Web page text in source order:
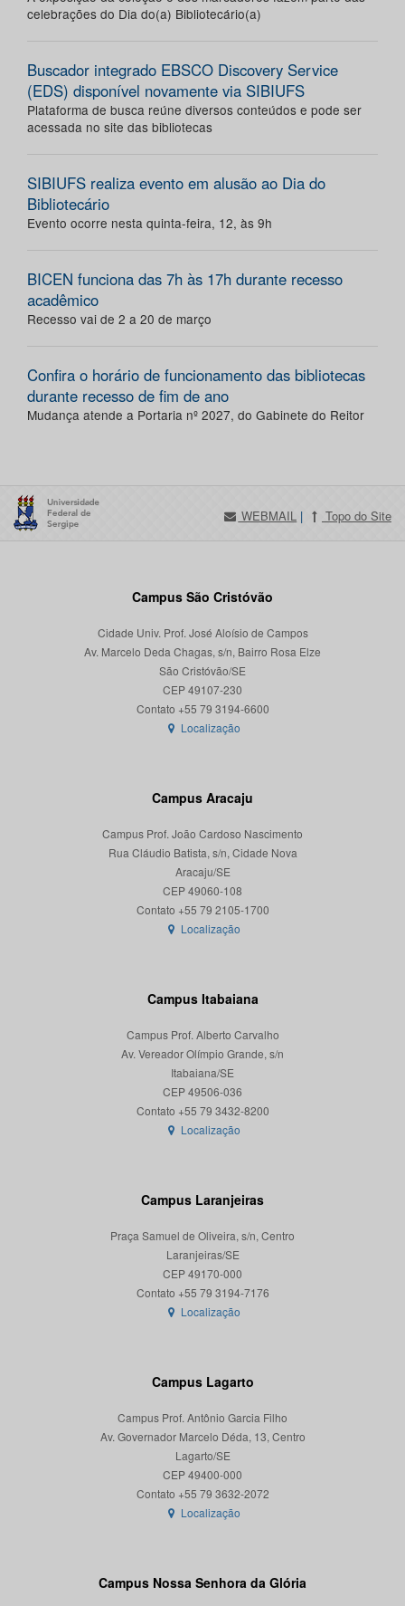
celebrações do Dia do(a) Bibliotecário(a)
Buscador integrado EBSCO Discovery Service
(EDS) disponível novamente via SIBIUFS
Plataforma de busca reúne diversos conteúdos e pode ser
acessada no site das bibliotecas
SIBIUFS realiza evento em alusão ao Dia do
Bibliotecário
Evento ocorre nesta quinta-feira, 12, às 9h
BICEN funciona das 7h às 17h durante recesso
acadêmico
Recesso vai de 2 a 20 de março
Confira o horário de funcionamento das bibliotecas
durante recesso de fim de ano
Mudança atende a Portaria nº 2027, do Gabinete do Reitor
WEBMAIL | Topo do Site
Campus São Cristóvão
Cidade Univ. Prof. José Aloísio de Campos
Av. Marcelo Deda Chagas, s/n, Bairro Rosa Elze
São Cristóvão/SE
CEP 49107-230
Localização
Campus Aracaju
Campus Prof. João Cardoso Nascimento
Rua Cláudio Batista, s/n, Cidade Nova
Aracaju/SE
CEP 49060-108
Localização
Campus Itabaiana
Campus Prof. Alberto Carvalho
Av. Vereador Olímpio Grande, s/n
Itabaiana/SE
CEP 49506-036
Localização
Campus Laranjeiras
Praça Samuel de Oliveira, s/n, Centro
Laranjeiras/SE
CEP 49170-000
Localização
Campus Lagarto
Campus Prof. Antônio Garcia Filho
Av. Governador Marcelo Déda, 13, Centro
Lagarto/SE
CEP 49400-000
Localização
Campus Nossa Senhora da Glória